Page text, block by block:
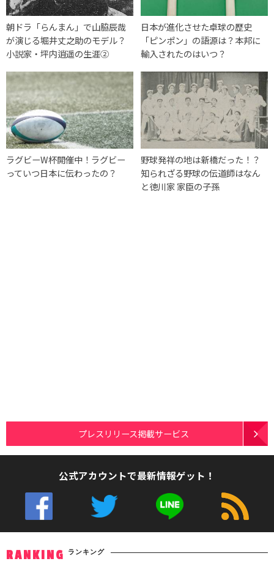
朝ドラ「らんまん」で山脇辰哉
が演じる堀井丈之助のモデル？
小説家・坪内逍遥の生涯②
日本が進化させた卓球の歴史
「ピンポン」の語源は？本邦に
輸入されたのはいつ？
ラグビーW杯開催中！ラグビー
っていつ日本に伝わったの？
野球発祥の地は新橋だった！？
知られざる野球の伝道師はなん
と徳川家 家臣の子孫
プレスリリース掲載サービス
公式アカウントで最新情報ゲット！
RANKING ランキング